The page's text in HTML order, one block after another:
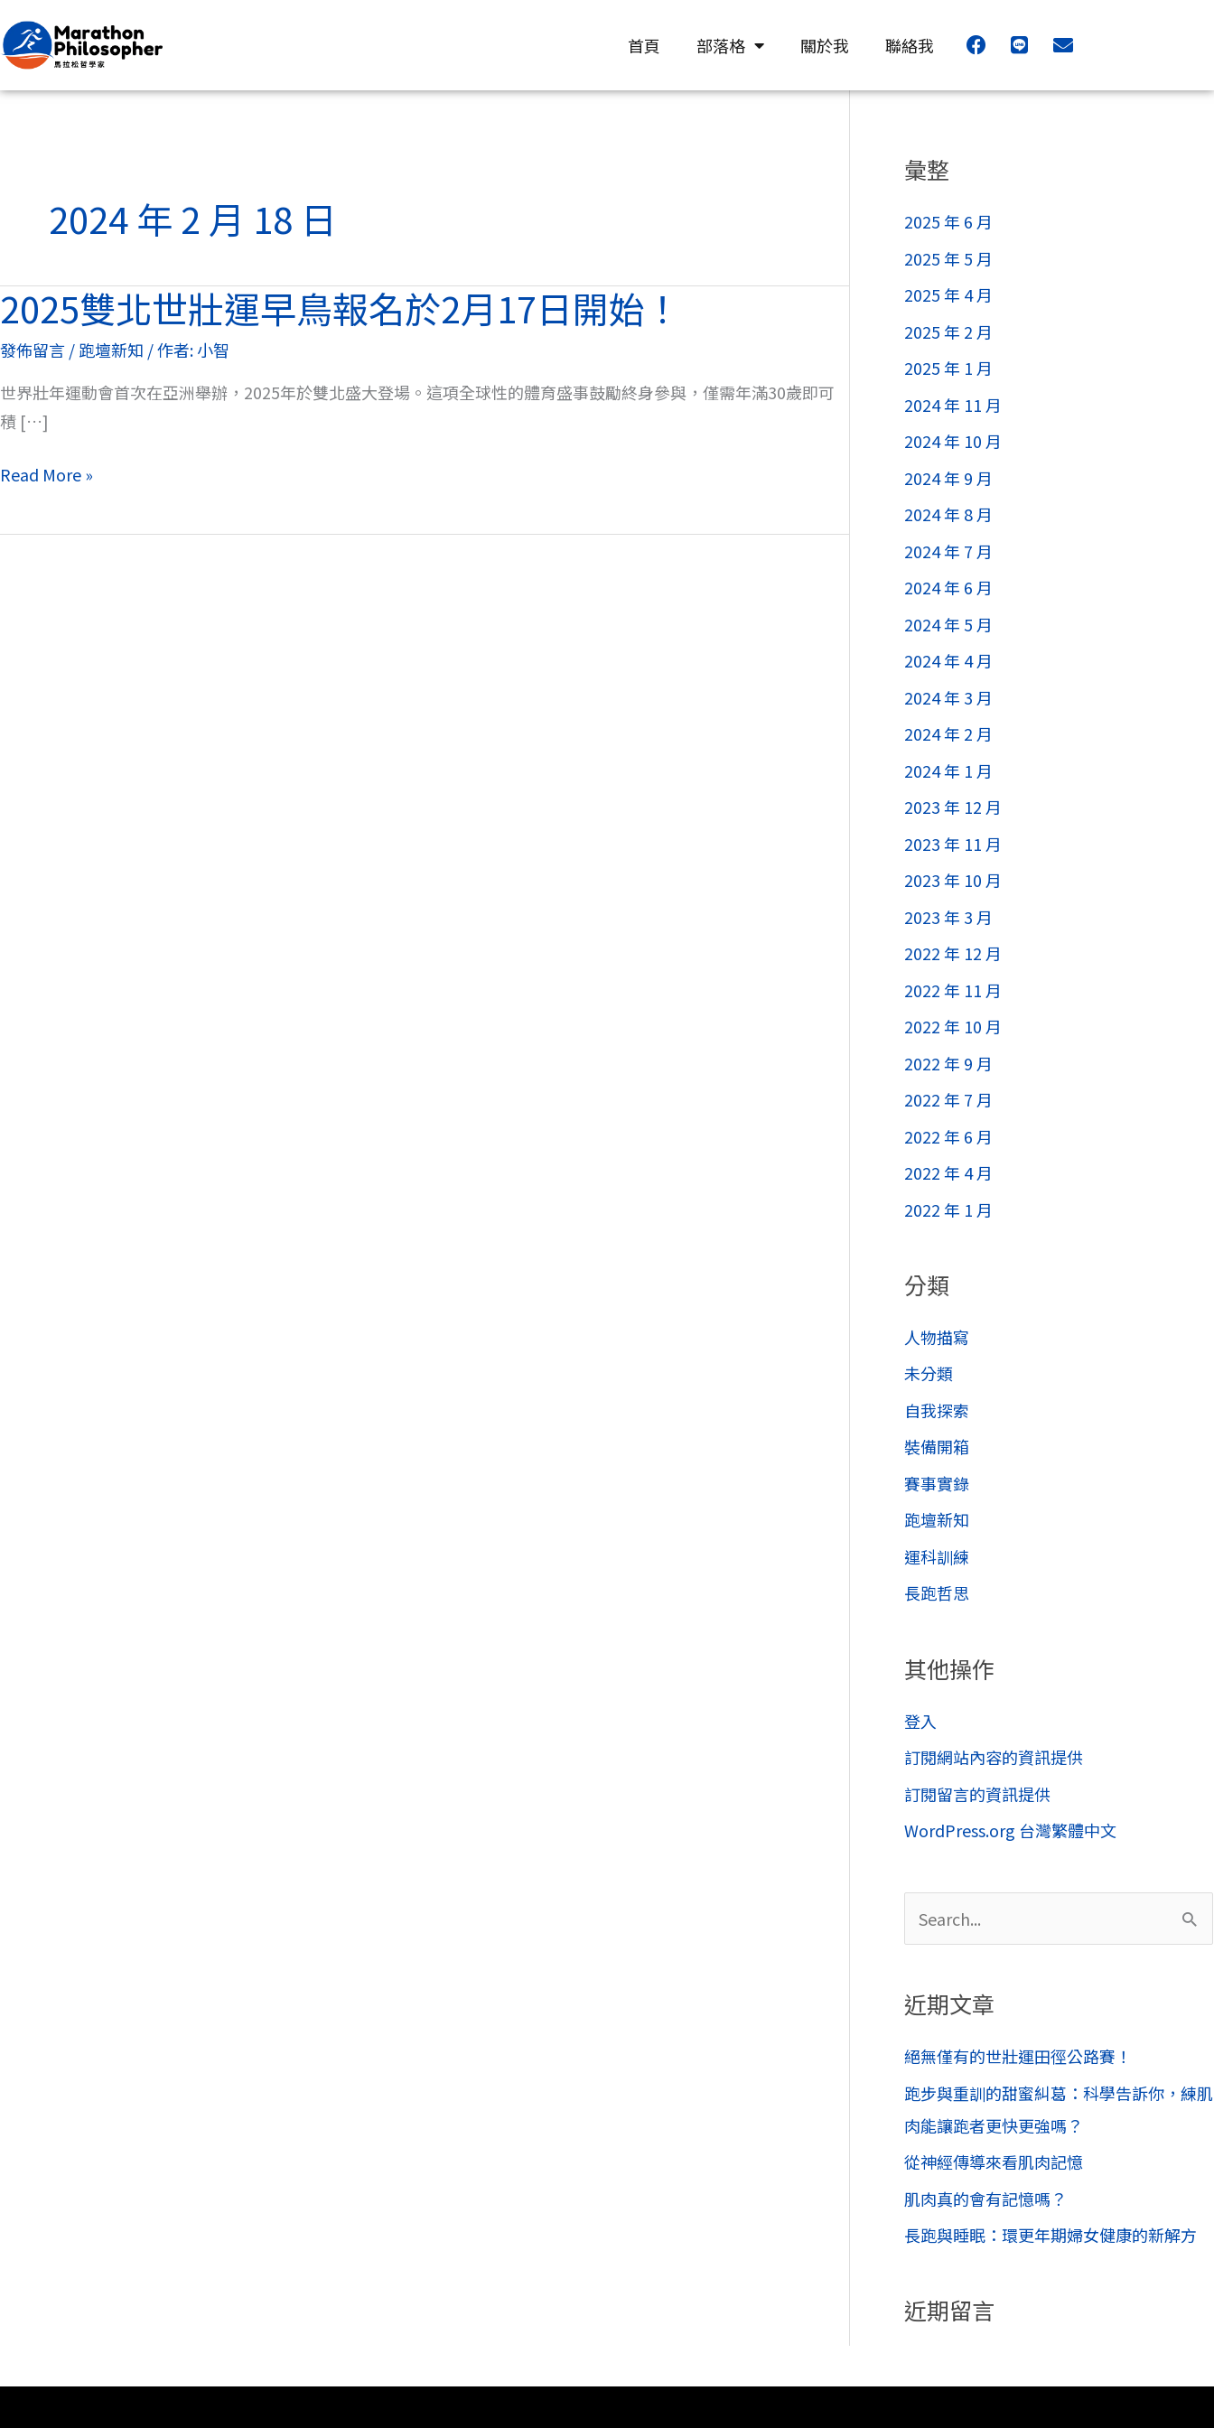
至
主
要
首頁 部落格 關於我 聯絡我 F
a
e
L
i
e
E
n
e
2024 年 2 月 18 日
2025雙北世壯運早鳥報名於2月17日開始！
發佈留言/跑壇新知 / 作者:小智
世界壯年運動會首次在亞洲舉辦，2025年於雙北盛大登場。這項全球性的體育盛事鼓勵終身參與，僅需年滿30歲即可
積 […]
2025
雙
北
世
壯
早
報
Read More »
彙整
2025 年 6 月
2025 年 5 月
2025 年 4 月
2025 年 2 月
2025 年 1 月
2024 年 11 月
2024 年 10 月
2024 年 9 月
2024 年 8 月
2024 年 7 月
2024 年 6 月
2024 年 5 月
2024 年 4 月
2024 年 3 月
2024 年 2 月
2024 年 1 月
2023 年 12 月
2023 年 11 月
2023 年 10 月
2023 年 3 月
2022 年 12 月
2022 年 11 月
2022 年 10 月
2022 年 9 月
2022 年 7 月
2022 年 6 月
2022 年 4 月
2022 年 1 月
分類
人物描寫
未分類
自我探索
裝備開箱
賽事實錄
跑壇新知
運科訓練
長跑哲思
其他操作
登入
訂閱網站內容的資訊提供
訂閱留言的資訊提供
WordPress.org 台灣繁體中文
搜
鍵
字
:
近期文章
絕無僅有的世壯運田徑公路賽！
跑步與重訓的甜蜜糾葛：科學告訴你，練肌
肉能讓跑者更快更強嗎？
從神經傳導來看肌肉記憶
肌肉真的會有記憶嗎？
長跑與睡眠：環更年期婦女健康的新解方
近期留言